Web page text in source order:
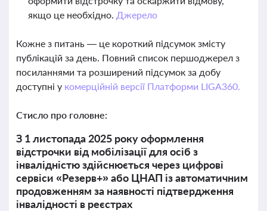
якщо це необхідно. Джерело
Кожне з питань — це короткий підсумок змісту
публікацій за день. Повний список першоджерел з
посиланнями та розширений підсумок за добу
доступні у комерційній версії Платформи LIGA360.
Стисло про головне:
З 1 листопада 2025 року оформлення
відстрочки від мобілізації для осіб з
інвалідністю здійснюється через цифрові
сервіси «Резерв+» або ЦНАП із автоматичним
продовженням за наявності підтвердження
інвалідності в реєстрах